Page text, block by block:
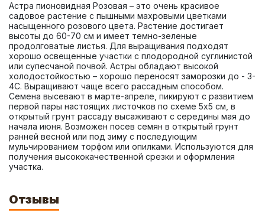
Астра пионовидная Розовая – это очень красивое
садовое растение с пышными махровыми цветками
насыщенного розового цвета. Растение достигает
высоты до 60-70 см и имеет темно-зеленые
продолговатые листья. Для выращивания подходят
хорошо освещенные участки с плодородной суглинистой
или супесчаной почвой. Астры обладают высокой
холодостойкостью – хорошо переносят заморозки до - 3-
4C. Выращивают чаще всего рассадным способом.
Семена высевают в марте-апреле, пикируют с развитием
первой пары настоящих листочков по схеме 5х5 см, в
открытый грунт рассаду высаживают с середины мая до
начала июня. Возможен посев семян в открытый грунт
ранней весной или под зиму с последующим
мульчированием торфом или опилками. Используются для
получения высококачественной срезки и оформления
участка.
Отзывы